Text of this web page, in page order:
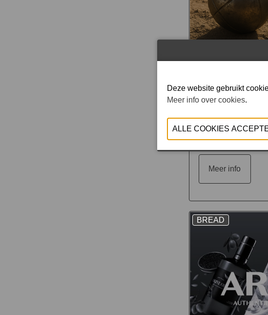
Meer info
BREAD
Deze website gebruikt
Meer info over cookies.